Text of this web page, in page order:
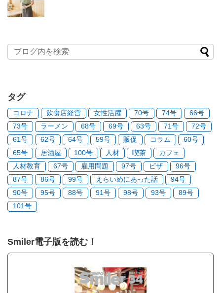
タグ
コロナ 飲食店経営 女性活躍 70号 74号
66号
73号
ラーメン 68号 69号 63号 71号
72号
61号
62号 64号 59号 販促 コラム
60号
65号
居酒屋 100号 人材 喫茶
カフェ
人材教育
67号 雇用問題 97号 ピザ
96号
87号
86号 99号 えらいめにあった話
94号
90号
95号 88号 91号 98号 93号
89号
101号
Smiler電子版を読む！